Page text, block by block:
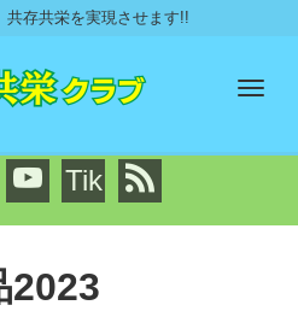
共存共栄を実現させます!!
Tik
2023